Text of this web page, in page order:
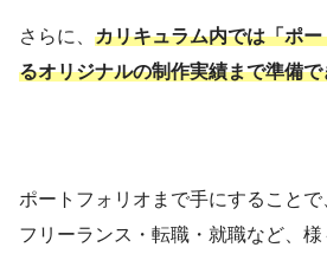
さらに、 カリキュラム内では「ポ
るオリジナルの制作実績まで準備で
ポートフォリオまで手にすることで
フリーランス・転職・就職など、